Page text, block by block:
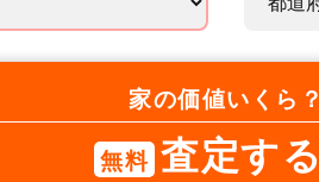
家の価値いくら？
無料 査定する